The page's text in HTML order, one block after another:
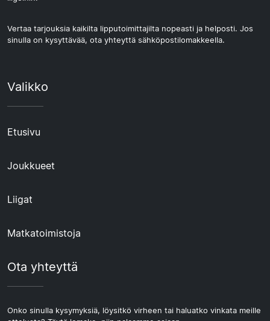
Vertaa tarjouksia kaikilta lipputoimittajilta nopeasti ja helposti. Jos
sinulla on kysyttävää, ota yhteyttä sähköpostilomakkeella.
Valikko
Etusivu
Joukkueet
Liigat
Matkatoimistoja
Ota yhteyttä
Onko sinulla kysymyksiä, löysitkö virheen tai haluatko vinkata meille